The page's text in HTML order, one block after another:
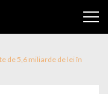
de 5,6 miliarde de lei în